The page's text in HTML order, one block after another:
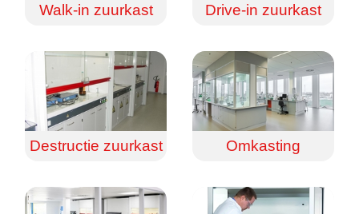
Walk-in zuurkast Drive-in zuurkast
Destructie zuurkast Omkasting